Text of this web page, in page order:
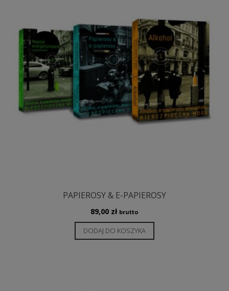
PAPIEROSY & E-PAPIEROSY
89,00 zł brutto
DODAJ DO KOSZYKA